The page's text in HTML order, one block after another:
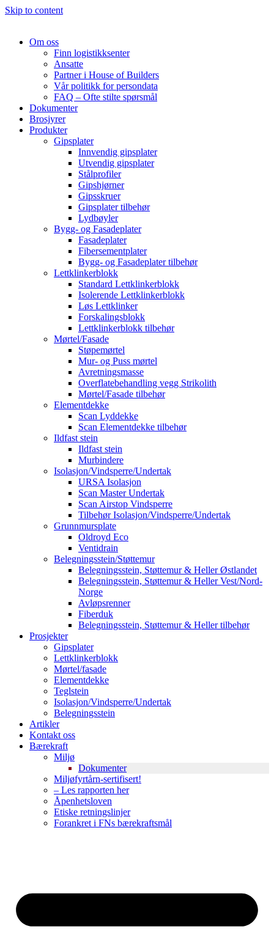
Skip to content
Om oss
Finn logistikksenter
Ansatte
Partner i House of Builders
Vår politikk for persondata
FAQ – Ofte stilte spørsmål
Dokumenter
Brosjyrer
Produkter
Gipsplater
Innvendig gipsplater
Utvendig gipsplater
Stålprofiler
Gipshjørner
Gipsskruer
Gipsplater tilbehør
Lydbøyler
Bygg- og Fasadeplater
Fasadeplater
Fibersementplater
Bygg- og Fasadeplater tilbehør
Lettklinkerblokk
Standard Lettklinkerblokk
Isolerende Lettklinkerblokk
Løs Lettklinker
Forskalingsblokk
Lettklinkerblokk tilbehør
Mørtel/Fasade
Støpemørtel
Mur- og Puss mørtel
Avretningsmasse
Overflatebehandling vegg Strikolith
Mørtel/Fasade tilbehør
Elementdekke
Scan Lyddekke
Scan Elementdekke tilbehør
Ildfast stein
Ildfast stein
Murbindere
Isolasjon/Vindsperre/Undertak
URSA Isolasjon
Scan Master Undertak
Scan Airstop Vindsperre
Tilbehør Isolasjon/Vindsperre/Undertak
Grunnmursplate
Oldroyd Eco
Ventidrain
Belegningsstein/Støttemur
Belegningsstein, Støttemur & Heller Østlandet
Belegningsstein, Støttemur & Heller Vest/Nord-
Norge
Avløpsrenner
Fiberduk
Belegningsstein, Støttemur & Heller tilbehør
Prosjekter
Gipsplater
Lettklinkerblokk
Mørtel/fasade
Elementdekke
Teglstein
Isolasjon/Vindsperre/Undertak
Belegningsstein
Artikler
Kontakt oss
Bærekraft
Miljø
Dokumenter
Miljøfyrtårn-sertifisert!
– Les rapporten her
Åpenhetsloven
Etiske retningslinjer
Forankret i FNs bærekraftsmål